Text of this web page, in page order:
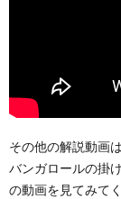
その他の解説動画
バンガロールの掛
の動画を見てみて